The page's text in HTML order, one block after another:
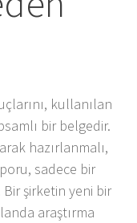
kullanılan
bir belgedir.
hazırlanmalı,
sadece bir
şirketin yeni bir
araştırma